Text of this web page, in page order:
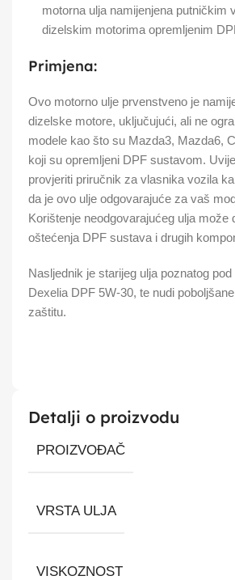
motorna ulja namijenjena putničkim
dizelskim motorima opremljenim
Primjena:
Ovo motorno ulje prvenstveno je
dizelske motore, uključujući, ali ne
modele kao što su Mazda3, Mazda6,
koji su opremljeni DPF sustavom.
provjeriti priručnik za vlasnika vozila
da je ovo ulje odgovarajuće za vaš
Korištenje neodgovarajućeg ulja može
oštećenja DPF sustava i drugih
Nasljednik je starijeg ulja poznatog
Dexelia DPF 5W-30, te nudi
zaštitu.
Detalji o proizvodu
PROIZVOĐAČ
VRSTA ULJA
VISKOZNOST